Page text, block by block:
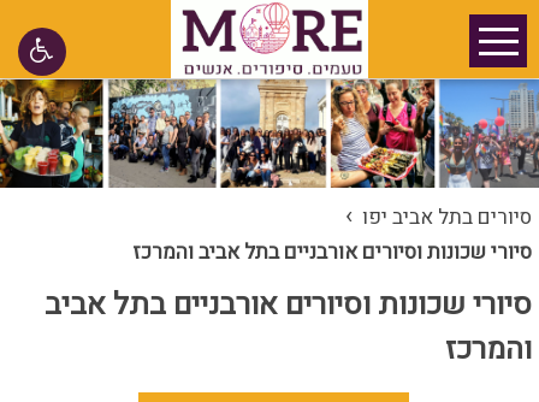
סיורים בתל אביב יפו ›
סיורי שכונות וסיורים אורבניים בתל אביב והמרכז
סיורי שכונות וסיורים אורבניים בתל אביב
והמרכז